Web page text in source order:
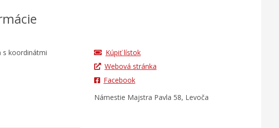
Kúpiť lístok
Webová stránka
Facebook
Námestie Majstra Pavla 58, Levoča